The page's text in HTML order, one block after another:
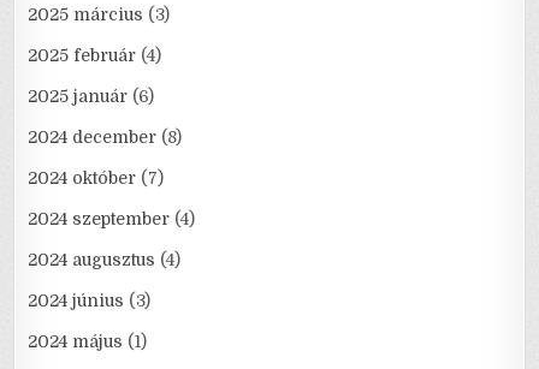
2025 március (3)
2025 február (4)
2025 január (6)
2024 december (8)
2024 október (7)
2024 szeptember (4)
2024 augusztus (4)
2024 június (3)
2024 május (1)